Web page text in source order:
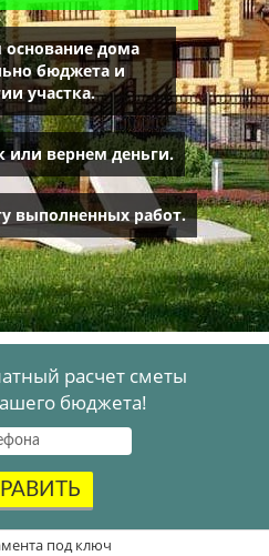
дома
бюджета и
участка.
или вернем деньги.
выполненных работ.
расчет сметы
бюджета!
под ключ